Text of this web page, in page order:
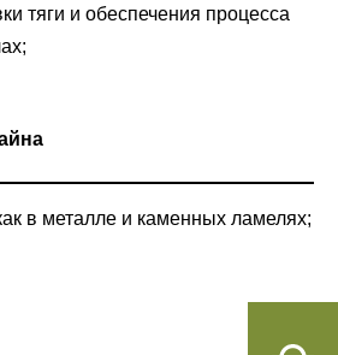
тяги и обеспечения процесса
в металле и каменных ламелях;